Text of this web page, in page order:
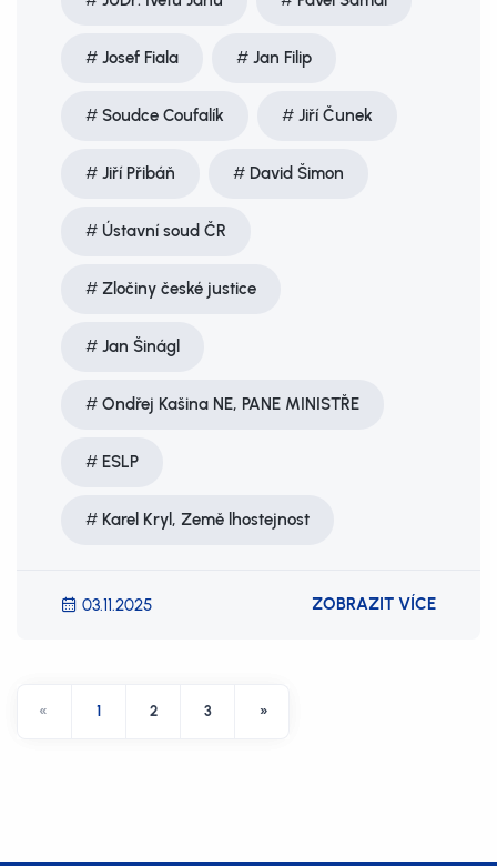
Josef Fiala Jan Filip
Soudce Coufalík Jiří Čunek
Jiří Přibáň David Šimon
Ústavní soud ČR
Zločiny české justice
Jan Šinágl
Ondřej Kašina NE, PANE MINISTŘE
ESLP
Karel Kryl, Země lhostejnost
03.11.2025 ZOBRAZIT VÍCE
« 1 2 3 »